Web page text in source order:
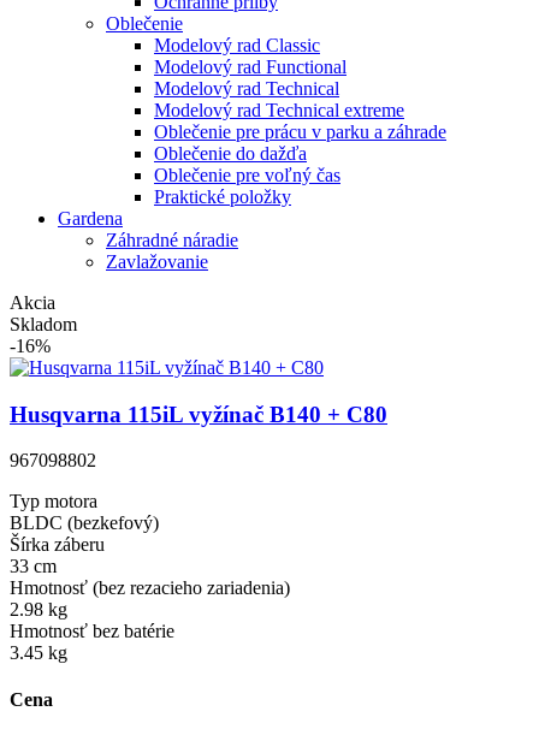
Oblečenie
Modelový rad Classic
Modelový rad Functional
Modelový rad Technical
Modelový rad Technical extreme
Oblečenie pre prácu v parku a záhrade
Oblečenie do dažďa
Oblečenie pre voľný čas
Praktické položky
Gardena
Záhradné náradie
Zavlažovanie
Akcia
Skladom
-16%
Husqvarna 115iL vyžínač B140 + C80
967098802
Typ motora
BLDC (bezkefový)
Šírka záberu
33 cm
Hmotnosť (bez rezacieho zariadenia)
2.98 kg
Hmotnosť bez batérie
3.45 kg
Cena